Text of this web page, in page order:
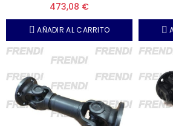
DIN100 6T8 - Longitud trabajo,
255 mm
473,08 €
AÑADIR AL CARRITO